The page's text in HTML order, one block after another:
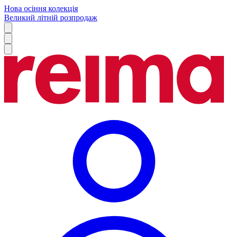
Нова осіння колекція
Великий літній розпродаж